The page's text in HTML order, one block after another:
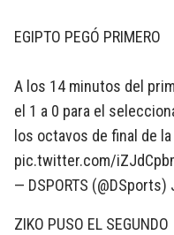
EGIPTO PEGÓ PRIMERO
A los 14 minutos del
el 1 a 0 para el
los octavos de final de
pic.twitter.com/
— DSPORTS (@DSports)
ZIKO PUSO EL SEGUNDO